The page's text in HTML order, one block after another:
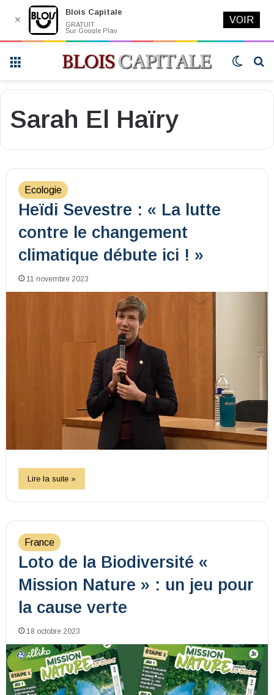
Switch
Sarah El Haïry
Ecologie
Heïdi Sevestre : « La lutte
contre le changement
climatique débute ici ! »
11 novembre 2023
Lire la suite »
France
Loto de la Biodiversité «
Mission Nature » : un jeu pour
la cause verte
18 octobre 2023
✕
Blois Capitale
GRATUIT
Sur Google Play
VOIR